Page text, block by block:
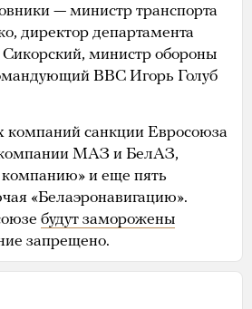
— министр транспорта
директор департамента
министр обороны
ВВС Игорь Голуб
компаний санкции Евросоюза
МАЗ и БелАЗ,
и еще пять
«Белаэронавигацию».
будут заморожены
запрещено.